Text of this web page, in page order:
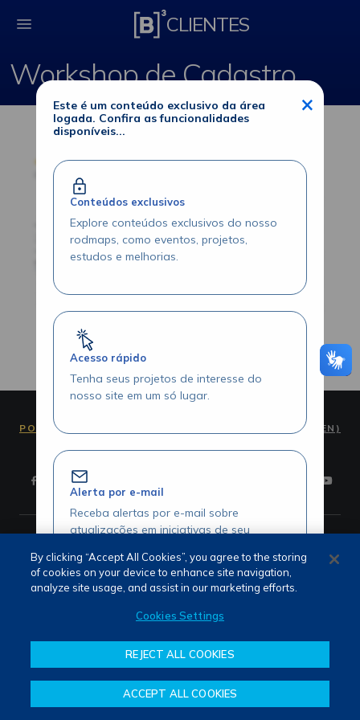
Workshop de
CLIENTES
Workshop de Cadastro
Este é um conteúdo exclusivo da área
logada. Confira as funcionalidades
disponíveis...
×
Conteúdos exclusivos
Explore conteúdos exclusivos do nosso
rodmaps, como eventos, projetos,
estudos e melhorias.
Acesso rápido
Tenha seus projetos de interesse do
nosso site em um só lugar.
Alerta por e-mail
Receba alertas por e-mail sobre
atualizações em iniciativas de seu
Acesse seus projetos com agilidade
Visualize seus itens favoritados através
da área logada.
PORTUGUÊS (PT) ENGLISH (EN)
Fale Conosco
Canal de Denúncias
By clicking “Accept All Cookies”, you agree to the storing
of cookies on your device to enhance site navigation,
analyze site usage, and assist in our marketing efforts.
Cookies Settings
REJECT ALL COOKIES
ACCEPT ALL COOKIES